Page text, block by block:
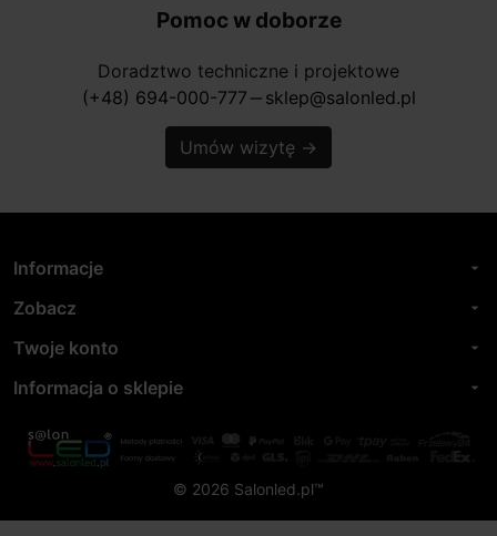
Pomoc w doborze
Doradztwo techniczne i projektowe
(+48) 694-000-777 horizontal_rule sklep@salonled.pl
Umów wizytę →
Informacje arrow_drop_down
Zobacz arrow_drop_down
Twoje konto arrow_drop_down
Informacja o sklepie arrow_drop_down
© 2026 Salonled.pl™